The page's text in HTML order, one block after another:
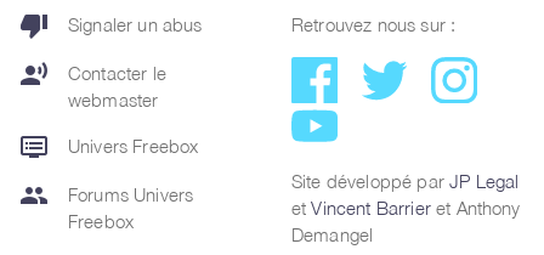
thumb_down Signaler un abus
record_voice_over
Contacter le
webmaster
dvr Univers Freebox
group
Forums Univers
Freebox
Retrouvez nous sur :
Site développé parJP Legal
etVincent Barrieret Anthony
Demangel